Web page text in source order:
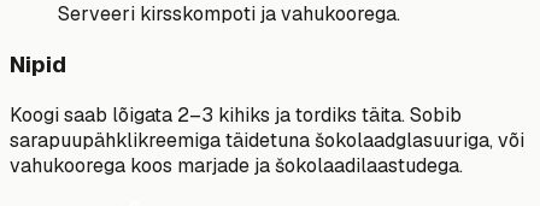
Serveeri kirsskompoti ja vahukoorega.
Nipid
Koogi saab lõigata 2–3 kihiks ja tordiks täita. Sobib
sarapuupähklikreemiga täidetuna šokolaadglasuuriga, või
vahukoorega koos marjade ja šokolaadilaastudega.